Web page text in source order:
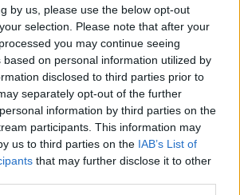
by us, please use the below opt-out
selection. Please note that after your
you may continue seeing
based on personal information utilized by
disclosed to third parties prior to
separately opt-out of the further
information by third parties on the
participants. This information may
us to third parties on the IAB’s List of
that may further disclose it to other
hogy a kínai gyártók
felgyorsíthatja egyes nyugati
Úgy látja, az európai autóipart a
előírások, a globális kereskedelmi
elektromos átállás körüli változó
szorítja sarokba. A Financial
azt mondta: a következő...